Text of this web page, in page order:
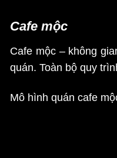
Cafe mộc
Cafe mộc – không
quán. Toàn bộ quy
Mô hình quán cafe